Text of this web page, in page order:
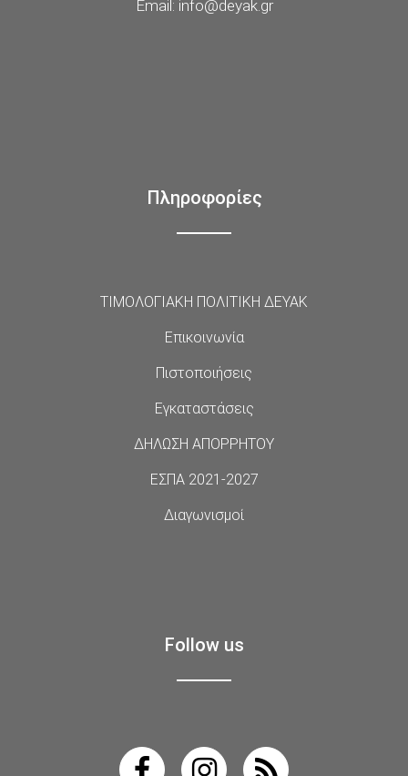
Email: info@deyak.gr
Πληροφορίες
ΤΙΜΟΛΟΓΙΑΚΗ ΠΟΛΙΤΙΚΗ ΔΕΥΑΚ
Επικοινωνία
Πιστοποιήσεις
Εγκαταστάσεις
ΔΗΛΩΣΗ ΑΠΟΡΡΗΤΟΥ
ΕΣΠΑ 2021-2027
Διαγωνισμοί
Follow us